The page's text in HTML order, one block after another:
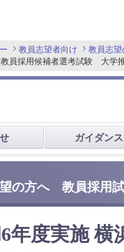
教員志望者向け
教員志望
教員採用候補者選考試験 大学
ガイダンス
の方へ 教員採用
6年度実施